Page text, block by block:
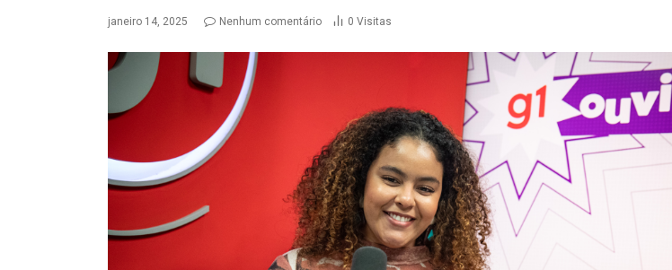
janeiro 14, 2025 Nenhum comentário 0 Visitas